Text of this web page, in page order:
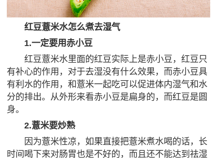
红豆薏米水怎么煮去湿气
1.一定要用赤小豆
红豆薏米水里面的红豆实际上是赤小豆，红豆只
有补心的作用，对于去湿没有什么效果，而赤小豆具
有利水的作用，和薏米一起吃可以促进体内湿气和水
分的排出。从外形来看赤小豆是扁身的，而红豆是圆
身。
2.薏米要炒熟
因为薏米性凉，如果直接把薏米煮水喝的话，长
时间喝下来对肠胃也是不好的，而且还不能达到祛湿